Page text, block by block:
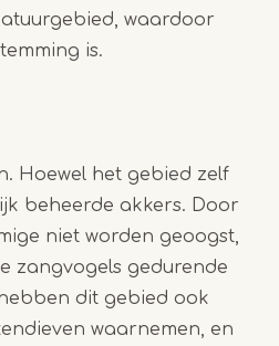
waardoor
is.
Hoewel het gebied zelf
beheerde akkers. Door
niet worden geoogst,
zangvogels gedurende
dit gebied ook
waarnemen, en